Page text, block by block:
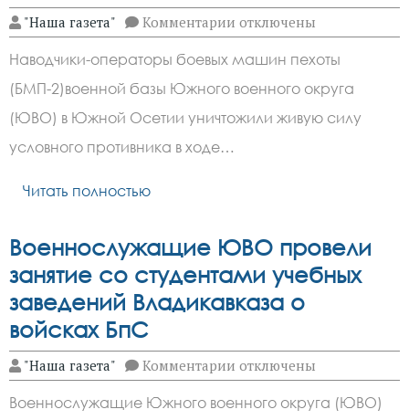
"Наша газета" Комментарии к
записи
операторы
военной
базы
ЮВО
в
противника
отключены
Наводчики-операторы боевых машин пехоты
(БМП-2)военной базы Южного военного округа
(ЮВО) в Южной Осетии уничтожили живую силу
условного противника в ходе…
Читать полностью
Военнослужащие ЮВО провели
занятие со студентами учебных
заведений Владикавказа о
войсках БпС
"Наша газета" Комментарии к
записи
Военнослужащие
ЮВО
отключены
Военнослужащие Южного военного округа (ЮВО)